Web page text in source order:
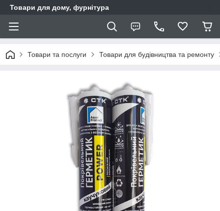
Товари для дому, фурнітура
Товари та послуги Товари для будівництва та ремонту